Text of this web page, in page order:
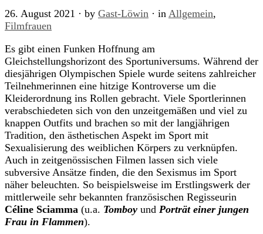
26. August 2021 · by Gast-Löwin · in Allgemein,
Filmfrauen
Es gibt einen Funken Hoffnung am
Gleichstellungshorizont des Sportuniversums. Während der
diesjährigen Olympischen Spiele wurde seitens zahlreicher
Teilnehmerinnen eine hitzige Kontroverse um die
Kleiderordnung ins Rollen gebracht. Viele Sportlerinnen
verabschiedeten sich von den unzeitgemäßen und viel zu
knappen Outfits und brachen so mit der langjährigen
Tradition, den ästhetischen Aspekt im Sport mit
Sexualisierung des weiblichen Körpers zu verknüpfen.
Auch in zeitgenössischen Filmen lassen sich viele
subversive Ansätze finden, die den Sexismus im Sport
näher beleuchten. So beispielsweise im Erstlingswerk der
mittlerweile sehr bekannten französischen Regisseurin
Céline Sciamma (u.a. Tomboy und Porträt einer jungen
Frau in Flammen).